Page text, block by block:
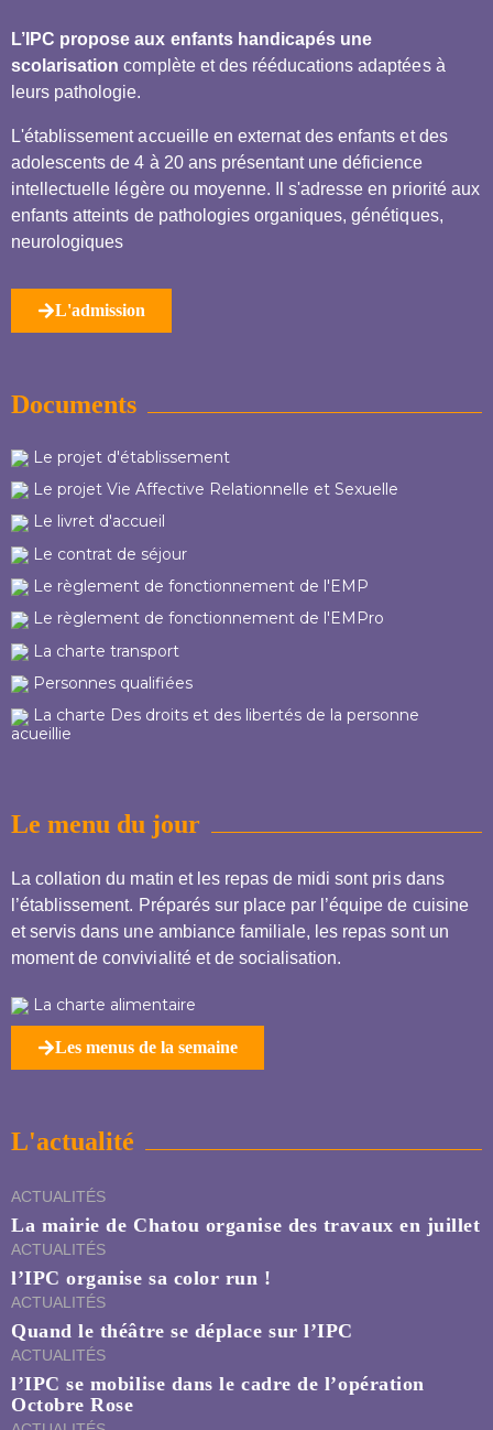
L’IPC propose aux enfants handicapés une
scolarisation complète et des rééducations adaptées à
leurs pathologie.
L'établissement accueille en externat des enfants et des
adolescents de 4 à 20 ans présentant une déficience
intellectuelle légère ou moyenne. Il s'adresse en priorité aux
enfants atteints de pathologies organiques, génétiques,
neurologiques
L'admission
Documents
Le projet d'établissement
Le projet Vie Affective Relationnelle et Sexuelle
Le livret d'accueil
Le contrat de séjour
Le règlement de fonctionnement de l'EMP
Le règlement de fonctionnement de l'EMPro
La charte transport
Personnes qualifiées
La charte Des droits et des libertés de la personne
acueillie
Le menu du jour
La collation du matin et les repas de midi sont pris dans
l’établissement. Préparés sur place par l’équipe de cuisine
et servis dans une ambiance familiale, les repas sont un
moment de convivialité et de socialisation.
La charte alimentaire
Les menus de la semaine
L'actualité
ACTUALITÉS
La mairie de Chatou organise des travaux en juillet
ACTUALITÉS
l’IPC organise sa color run !
ACTUALITÉS
Quand le théâtre se déplace sur l’IPC
ACTUALITÉS
l’IPC se mobilise dans le cadre de l’opération
Octobre Rose